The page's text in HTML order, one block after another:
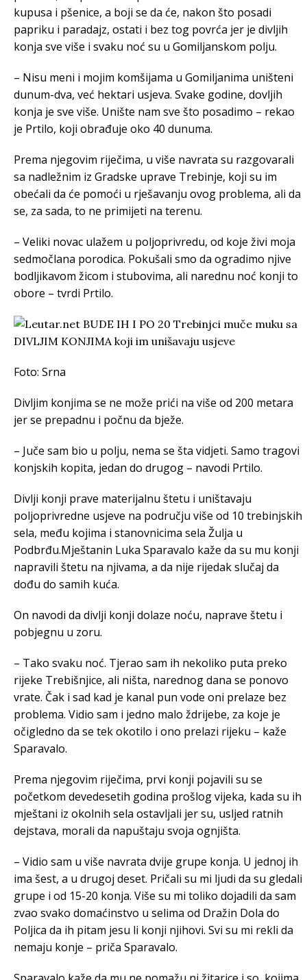
kupusa i pšenice, a boji se da će, nakon što posadi
papriku i paradajz, ostati i bez tog povrća jer je divljih
konja sve više i svaku noć su u Gomiljanskom polju.
– Nisu meni i mojim komšijama u Gomiljanima uništeni
dunum-dva, već hektari usjeva. Svake godine, dovljih
konja je sve više. Unište nam sve što posadimo – rekao
je Prtilo, koji obrađuje oko 40 dunuma.
Prema njegovim riječima, u više navrata su razgovarali
sa nadležnim iz Gradske uprave Trebinje, koji su im
obećali da će pomoći u rješavanju ovog problema, ali da
se, za sada, to ne primijeti na terenu.
– Veliki novac ulažem u poljoprivredu, od koje živi moja
sedmočlana porodica. Pokušali smo da ogradimo njive
bodljikavom žicom i stubovima, ali narednu noć konji to
obore – tvrdi Prtilo.
Foto: Srna
Divljim konjima se ne može prići na više od 200 metara
jer se prepadnu i počnu da bježe.
– Juče sam bio u polju, nema se šta vidjeti. Samo tragovi
konjskih kopita, jedan do drugog – navodi Prtilo.
Divlji konji prave materijalnu štetu i uništavaju
poljoprivredne usjeve na području više od 10 trebinjskih
sela, među kojima i stanovnicima sela Žulja u
Podbrđu.Mještanin Luka Sparavalo kaže da su mu konji
napravili štetu na njivama, a da nije rijedak slučaj da
dođu do samih kuća.
On navodi da divlji konji dolaze noću, naprave štetu i
pobjegnu u zoru.
– Tako svaku noć. Tjerao sam ih nekoliko puta preko
rijeke Trebišnjice, ali ništa, narednog dana se ponovo
vrate. Čak i sad kad je kanal pun vode oni prelaze bez
problema. Vidio sam i jedno malo ždrijebe, za koje je
očigledno da se tek okotilo i ono prelazi rijeku – kaže
Sparavalo.
Prema njegovim riječima, prvi konji pojavili su se
početkom devedesetih godina prošlog vijeka, kada su ih
mještani iz okolnih sela ostavljali jer su, usljed ratnih
dejstava, morali da napuštaju svoja ognjišta.
– Vidio sam u više navrata dvije grupe konja. U jednoj ih
ima šest, a u drugoj deset. Pričali su mi ljudi da su gledali
grupe i od 15-20 konja. Više su mi toliko dojadili da sam
zvao svako domaćinstvo u selima od Dražin Dola do
Poljica da ih pitam jesu li konji njihovi. Svi su mi rekli da
nemaju konje – priča Sparavalo.